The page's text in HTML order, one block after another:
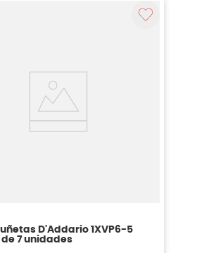
D'Addario 1XVP6-5
7 unidades